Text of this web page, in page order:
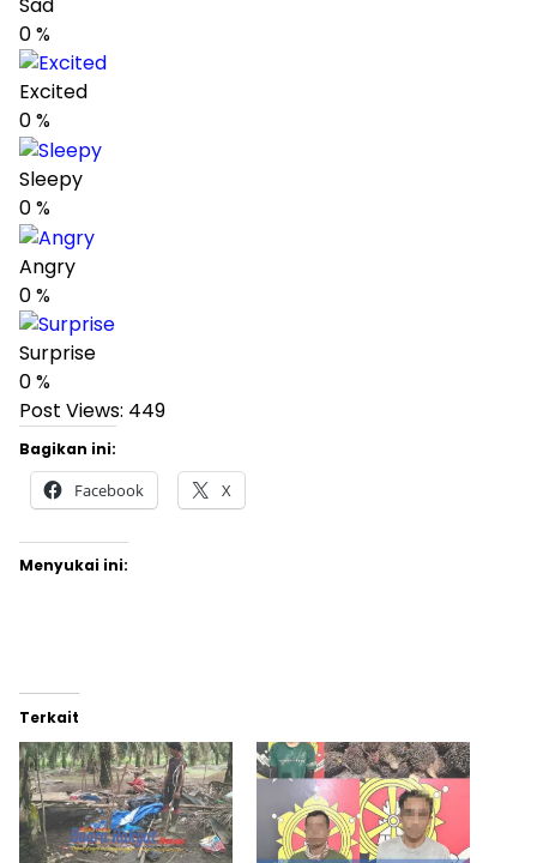
0%
Excited
0%
Sleepy
0%
Angry
0%
Surprise
0%
Post Views: 449
Bagikan ini:
Facebook X
Menyukai ini:
Terkait